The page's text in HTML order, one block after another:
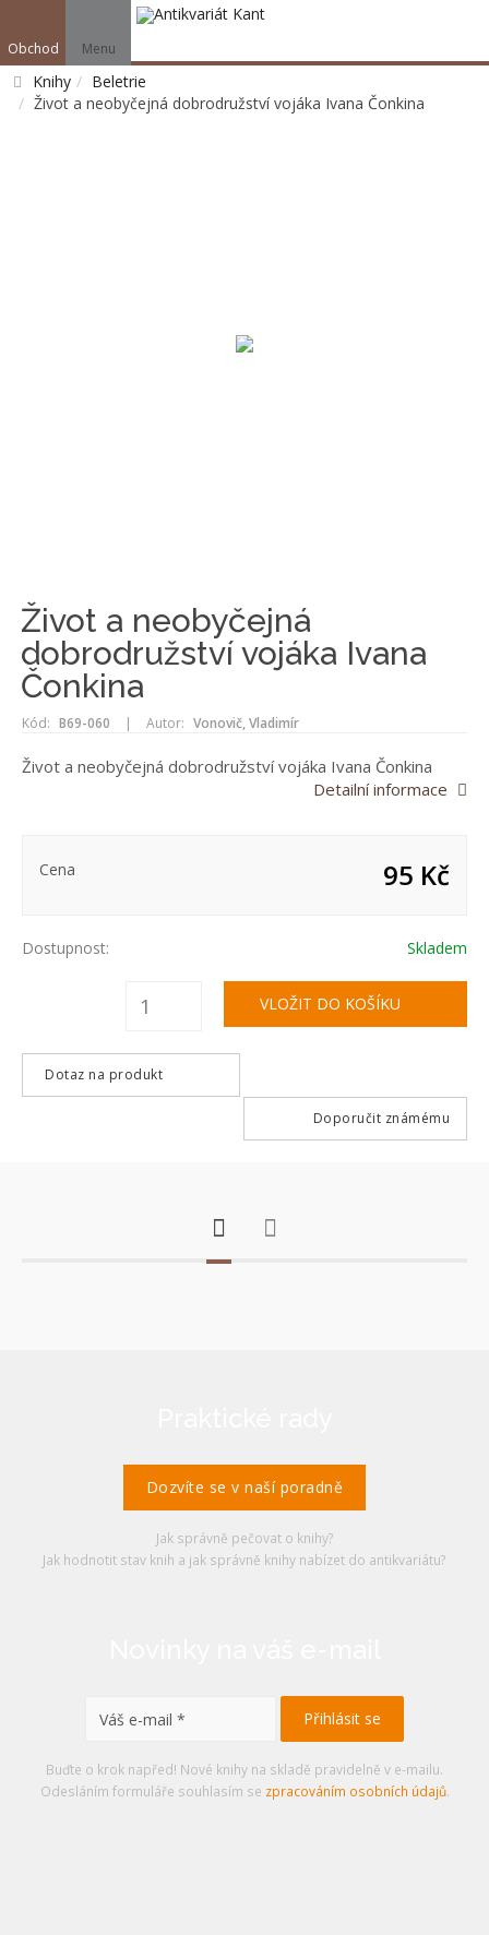
Obchod Menu
Knihy
Beletrie
Život a neobyčejná dobrodružství vojáka Ivana Čonkina
Život a neobyčejná
dobrodružství vojáka Ivana
Čonkina
Kód: B69-060 | Autor: Vonovič, Vladimír
Život a neobyčejná dobrodružství vojáka Ivana Čonkina
Detailní informace
Cena 95 Kč
Dostupnost: Skladem
Dotaz na produkt
Doporučit známému
Dozvíte se v naší poradně
Jak správně pečovat o knihy?
Jak hodnotit stav knih a jak správně knihy nabízet do antikvariátu?
Buďte o krok napřed! Nové knihy na skladě pravidelně v e-mailu.
Odesláním formuláře souhlasím se zpracováním osobních údajů.